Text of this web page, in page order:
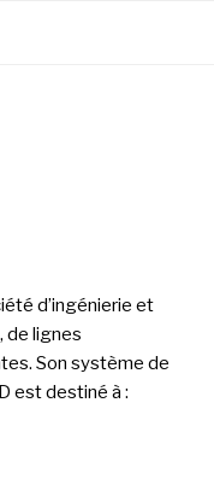
d’ingénierie et
de lignes
Son système de
est destiné à :